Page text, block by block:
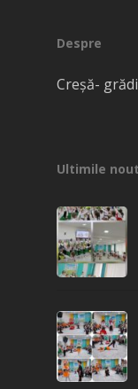
Despre
Creșă-
Ultimile